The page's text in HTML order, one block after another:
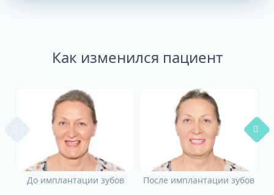
Как изменился пациент
До имплантации зубов После имплантации зубов